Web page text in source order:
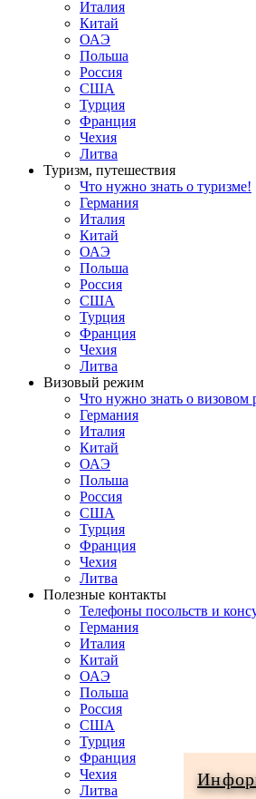
Италия
Китай
ОАЭ
Польша
Россия
США
Турция
Франция
Чехия
Литва
Туризм, путешествия
Что нужно знать о туризме!
Германия
Италия
Китай
ОАЭ
Польша
Россия
США
Турция
Франция
Чехия
Литва
Визовый режим
Что нужно знать о визовом
Германия
Италия
Китай
ОАЭ
Польша
Россия
США
Турция
Франция
Чехия
Литва
Полезные контакты
Телефоны посольств и
Германия
Италия
Китай
ОАЭ
Польша
Россия
США
Турция
Франция
Чехия
Литва